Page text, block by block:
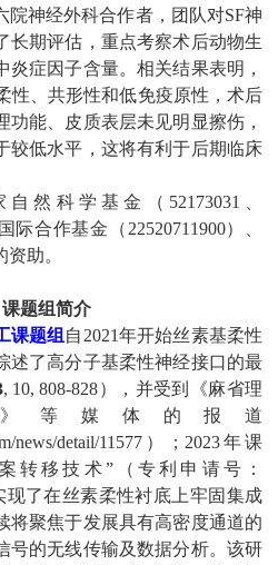
院神经外科合作者，团队对SF神
长期评估，重点考察术后动物生
症因子含量。相关结果表明，
性、共形性和低免疫原性，术后
功能、皮质表层未见明显擦伤，
较低水平，这将有利于后期临床
自然科学基金（ 52173031
际合作基金（ 22520711900）、
助。
课题组简介
课题组 自 2021年开始丝素基柔性
述了高分子基柔性神经接口的最
, 10, 808-828），并受到《麻省理
等媒体的报道
news/detail/11577 ）； 2023年课
转移技术”（专利申请号：
现了在丝素柔性衬底上牢固集成
将聚焦于发展具有高密度通道的
号的无线传输及数据分析。该研